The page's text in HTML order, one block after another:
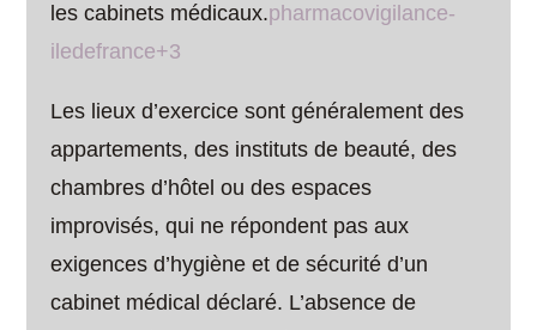
les cabinets médicaux.pharmacovigilance-
iledefrance+3
Les lieux d’exercice sont généralement des
appartements, des instituts de beauté, des
chambres d’hôtel ou des espaces
improvisés, qui ne répondent pas aux
exigences d’hygiène et de sécurité d’un
cabinet médical déclaré. L’absence de